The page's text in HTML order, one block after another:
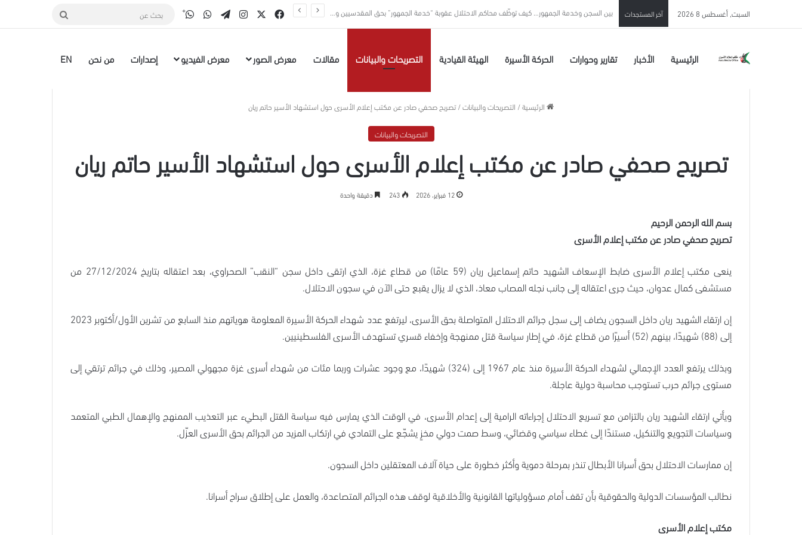
السبت, أغسطس 8 2026 آخر المستجدات الأشقر / بن غفير يصعّد عدوانه على الأسرى مع اقتراب انتخابات كنيست الاحتلال فيسبوك انستقرام
تيلقرامواتسابقناة الواتس أب
بحث
الرئيسية الأخبار تقارير وحوارات الحركة الأسيرة الهيئة القيادية التصريحات والبيانات مقالات معرض الصور معرض الفيديو إصدارات من نحن EN
الرئيسية/ التصريحات والبيانات/ تصريح صحفي صادر عن مكتب إعلام الأسرى حول استشهاد الأسير حاتم ريان
التصريحات والبيانات
تصريح صحفي صادر عن مكتب إعلام الأسرى حول استشهاد الأسير حاتم ريان
12 فبراير، 2026 243 دقيقة واحدة
بسم الله الرحمن الرحيم
تصريح صحفي صادر عن مكتب إعلام الأسرى
ينعى مكتب إعلام الأسرى ضابط الإسعاف الشهيد حاتم إسماعيل ريان (59 عامًا) من قطاع غزة، الذي ارتقى داخل سجن “النقب” الصحراوي، بعد اعتقاله بتاريخ 27/12/2024 من
مستشفى كمال عدوان، حيث جرى اعتقاله إلى جانب نجله المصاب معاذ، الذي لا يزال يقبع حتى الآن في سجون الاحتلال.
إن ارتقاء الشهيد ريان داخل السجون يضاف إلى سجل جرائم الاحتلال المتواصلة بحق الأسرى، ليرتفع عدد شهداء الحركة الأسيرة المعلومة هوياتهم منذ السابع من تشرين الأول/أكتوبر 2023
إلى (88) شهيدًا، بينهم (52) أسيرًا من قطاع غزة، في إطار سياسة قتل ممنهجة وإخفاء قسري تستهدف الأسرى الفلسطينيين.
وبذلك يرتفع العدد الإجمالي لشهداء الحركة الأسيرة منذ عام 1967 إلى (324) شهيدًا، مع وجود عشرات وربما مئات من شهداء أسرى غزة مجهولي المصير، وذلك في جرائم ترتقي إلى
مستوى جرائم حرب تستوجب محاسبة دولية عاجلة.
ويأتي ارتقاء الشهيد ريان بالتزامن مع تسريع الاحتلال إجراءاته الرامية إلى إعدام الأسرى، في الوقت الذي يمارس فيه سياسة القتل البطيء عبر التعذيب الممنهج والإهمال الطبي المتعمد
وسياسات التجويع والتنكيل، مستندًا إلى غطاء سياسي وقضائي، وسط صمت دولي مخزٍ يشجّع على التمادي في ارتكاب المزيد من الجرائم بحق الأسرى العزّل.
إن ممارسات الاحتلال بحق أسرانا الأبطال تنذر بمرحلة دموية وأكثر خطورة على حياة آلاف المعتقلين داخل السجون.
نطالب المؤسسات الدولية والحقوقية بأن تقف أمام مسؤولياتها القانونية والأخلاقية لوقف هذه الجرائم المتصاعدة، والعمل على إطلاق سراح أسرانا.
مكتب إعلام الأسرى